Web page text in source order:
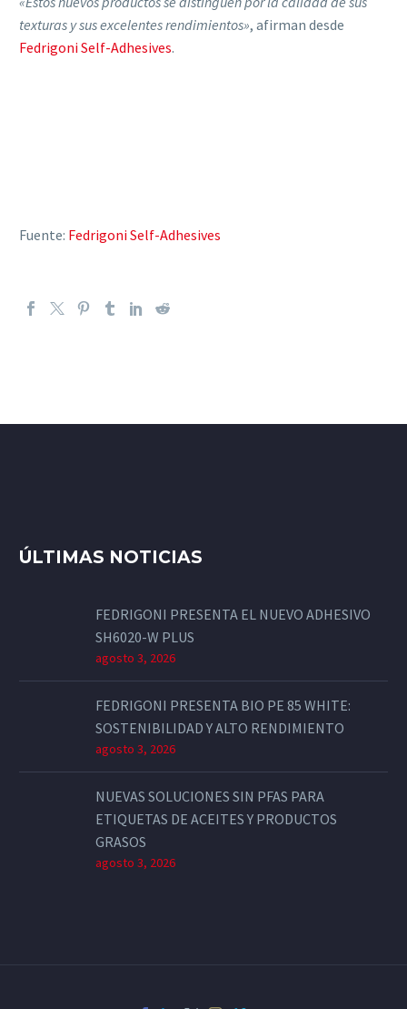
texturas y sus excelentes rendimientos», afirman desde
Fedrigoni Self-Adhesives.
Fuente: Fedrigoni Self-Adhesives
ÚLTIMAS NOTICIAS
FEDRIGONI PRESENTA EL NUEVO ADHESIVO
SH6020-W PLUS
agosto 3, 2026
FEDRIGONI PRESENTA BIO PE 85 WHITE:
SOSTENIBILIDAD Y ALTO RENDIMIENTO
agosto 3, 2026
NUEVAS SOLUCIONES SIN PFAS PARA
ETIQUETAS DE ACEITES Y PRODUCTOS
GRASOS
agosto 3, 2026